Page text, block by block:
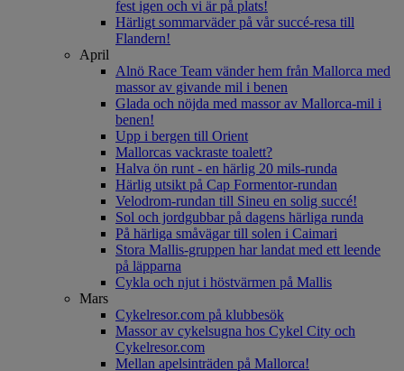
fest igen och vi är på plats!
Härligt sommarväder på vår succé-resa till
Flandern!
April
Alnö Race Team vänder hem från Mallorca med
massor av givande mil i benen
Glada och nöjda med massor av Mallorca-mil i
benen!
Upp i bergen till Orient
Mallorcas vackraste toalett?
Halva ön runt - en härlig 20 mils-runda
Härlig utsikt på Cap Formentor-rundan
Velodrom-rundan till Sineu en solig succé!
Sol och jordgubbar på dagens härliga runda
På härliga småvägar till solen i Caimari
Stora Mallis-gruppen har landat med ett leende
på läpparna
Cykla och njut i höstvärmen på Mallis
Mars
Cykelresor.com på klubbesök
Massor av cykelsugna hos Cykel City och
Cykelresor.com
Mellan apelsinträden på Mallorca!